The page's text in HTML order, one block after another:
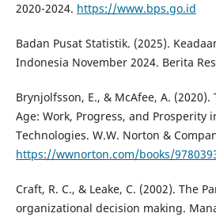
2020-2024. https://www.bps.go.id
Badan Pusat Statistik. (2025).
Indonesia November 2024. Berita
Brynjolfsson, E., & McAfee, A.
Age: Work, Progress, and Prosperity
Technologies. W.W. Norton &
https://wwnorton.com/books/
Craft, R. C., & Leake, C. (2002). The
organizational decision making.